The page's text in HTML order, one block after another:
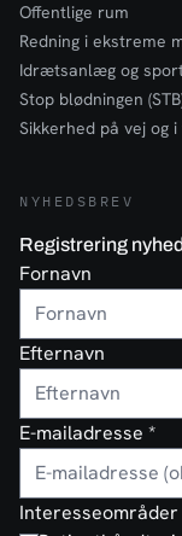
Offentlige rum
Redning i ekstreme
Idrætsanlæg og
Stop blødningen
Sikkerhed på vej og
NYHEDSBREV
Registrering
Fornavn
Efternavn
E-mailadresse *
Interesseområder